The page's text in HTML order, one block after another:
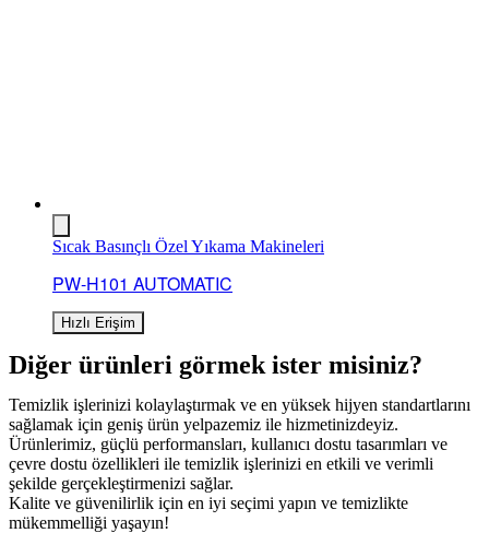
Sıcak Basınçlı Özel Yıkama Makineleri
PW-H101 AUTOMATIC
Hızlı Erişim
Diğer ürünleri görmek ister misiniz?
Temizlik işlerinizi kolaylaştırmak ve en yüksek hijyen standartlarını
sağlamak için geniş ürün yelpazemiz ile hizmetinizdeyiz.
Ürünlerimiz, güçlü performansları, kullanıcı dostu tasarımları ve
çevre dostu özellikleri ile temizlik işlerinizi en etkili ve verimli
şekilde gerçekleştirmenizi sağlar.
Kalite ve güvenilirlik için en iyi seçimi yapın ve temizlikte
mükemmelliği yaşayın!